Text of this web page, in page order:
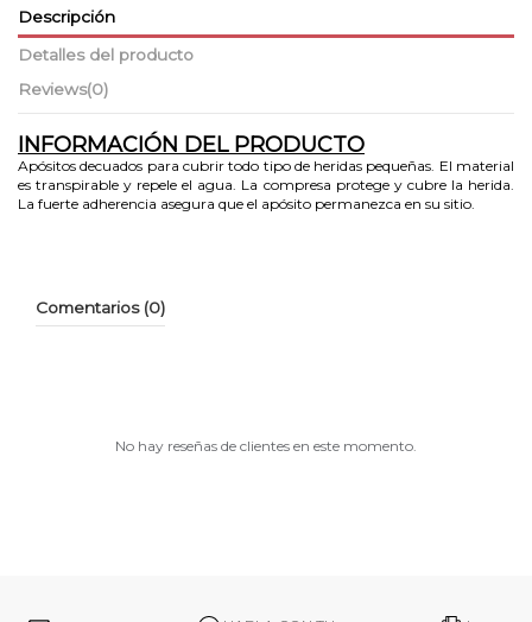
Descripción
Detalles del producto
Reviews(0)
INFORMACIÓN DEL PRODUCTO
Apósitos decuados para cubrir todo tipo de heridas pequeñas. El material
es transpirable y repele el agua. La compresa protege y cubre la herida.
La fuerte adherencia asegura que el apósito permanezca en su sitio.
Comentarios (0)
No hay reseñas de clientes en este momento.